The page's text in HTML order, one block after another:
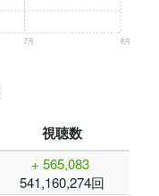
7月 8月
視聴数
+ 565,083
541,160,274回